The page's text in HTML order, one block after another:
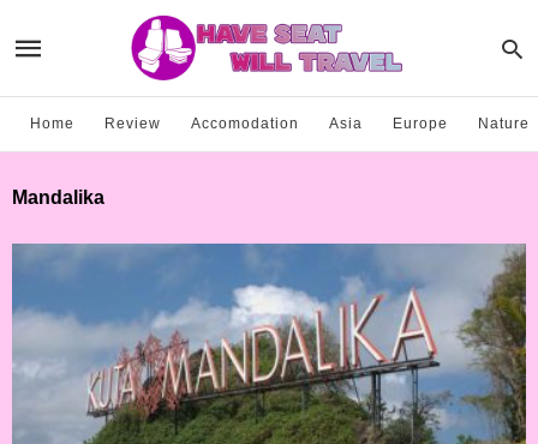
Home Review Accomodation Asia Europe Nature
Mandalika